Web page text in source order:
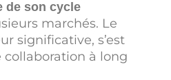
de son cycle
marchés. Le
significative, s’est
à long